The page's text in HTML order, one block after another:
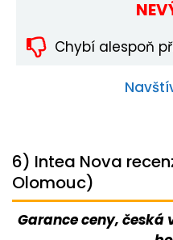
Chybí alespoň
6) Intea Nova
Olomouc)
Garance ceny,